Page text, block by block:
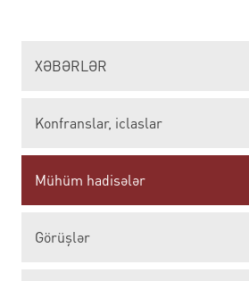
XƏBƏRLƏR
Konfranslar, iclaslar
Mühüm hadisələr
Görüşlər